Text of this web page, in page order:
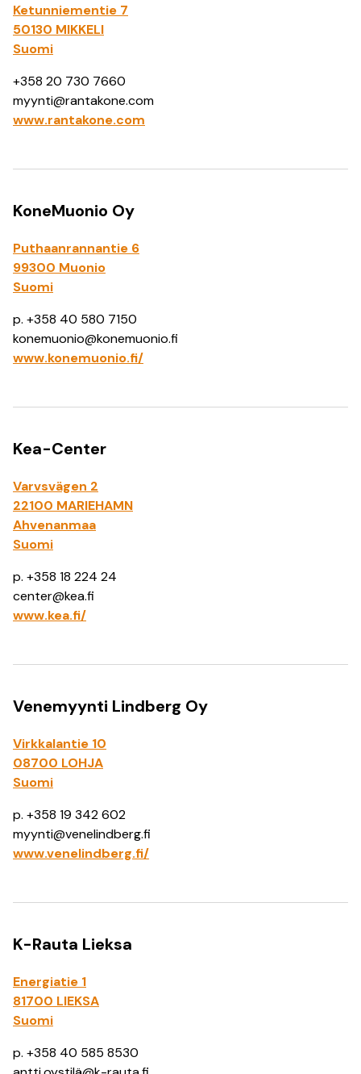
Ketunniementie 7
50130 MIKKELI
Suomi
+358 20 730 7660
myynti@rantakone.com
www.rantakone.com
KoneMuonio Oy
Puthaanrannantie 6
99300 Muonio
Suomi
p. +358 40 580 7150
konemuonio@konemuonio.fi
www.konemuonio.fi/
Kea-Center
Varvsvägen 2
22100 MARIEHAMN
Ahvenanmaa
Suomi
p. +358 18 224 24
center@kea.fi
www.kea.fi/
Venemyynti Lindberg Oy
Virkkalantie 10
08700 LOHJA
Suomi
p. +358 19 342 602
myynti@venelindberg.fi
www.venelindberg.fi/
K-Rauta Lieksa
Energiatie 1
81700 LIEKSA
Suomi
p. +358 40 585 8530